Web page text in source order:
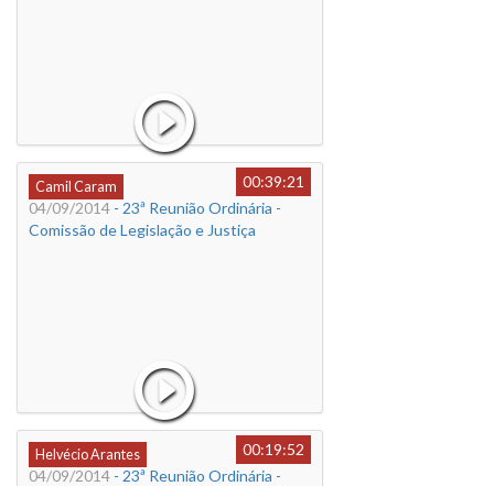
Camil Caram
00:39:21
04/09/2014 - 23ª Reunião Ordinária -
Comissão de Legislação e Justiça
Helvécio Arantes
00:19:52
04/09/2014 - 23ª Reunião Ordinária -